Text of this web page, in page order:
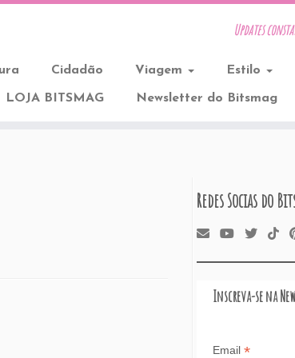
Updates
Cidadão Viagem Estilo
LOJA BITSMAG Newsletter do Bitsmag
Redes Socias do
Inscreva-se na
Email *